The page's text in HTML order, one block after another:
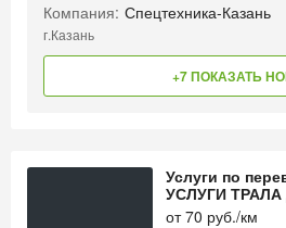
Компания: Спецтехника-Казань
г.Казань
+7 ПОКАЗАТЬ
Услуги по
УСЛУГИ
от70 руб./км